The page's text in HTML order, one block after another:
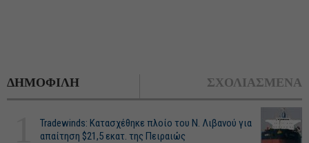
ΔΗΜΟΦΙΛΗ ΣΧΟΛΙΑΣΜΕΝΑ
Tradewinds: Κατασχέθηκε πλοίο του Ν. Λιβανού για
απαίτηση $21,5 εκατ. της Πειραιώς